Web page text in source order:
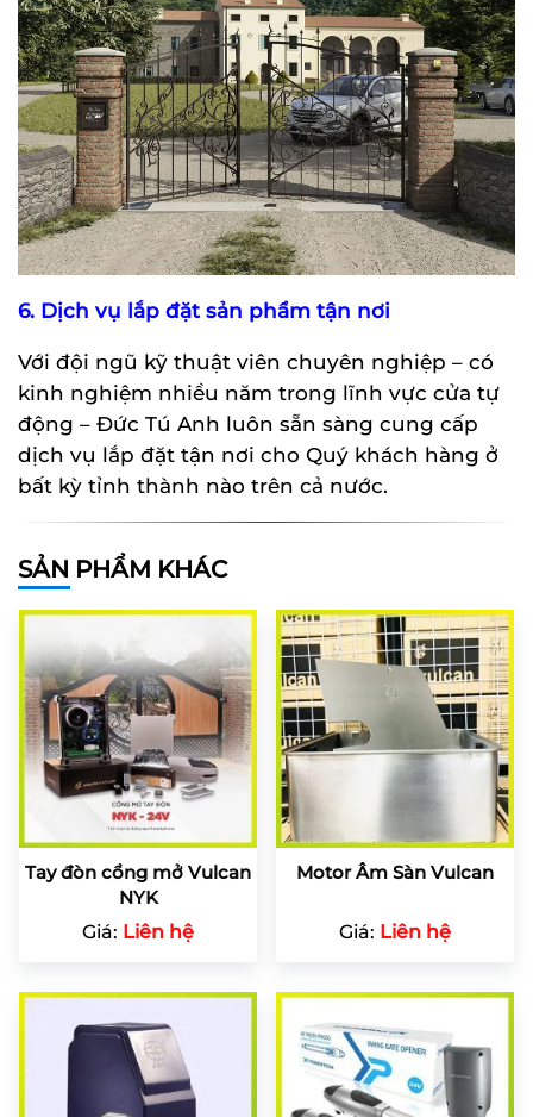
6. Dịch vụ lắp đặt sản phẩm tận nơi
Với đội ngũ kỹ thuật viên chuyên nghiệp – có
kinh nghiệm nhiều năm trong lĩnh vực cửa tự
động – Đức Tú Anh luôn sẵn sàng cung cấp
dịch vụ lắp đặt tận nơi cho Quý khách hàng ở
bất kỳ tỉnh thành nào trên cả nước.
SẢN PHẨM KHÁC
Tay đòn cổng mở Vulcan
NYK
Giá: Liên hệ
Motor Âm Sàn Vulcan
Giá: Liên hệ